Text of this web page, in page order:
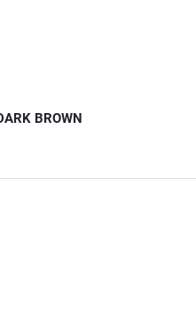
BROWN